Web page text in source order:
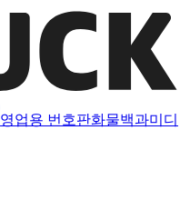
영업용 번호판화물백과미디